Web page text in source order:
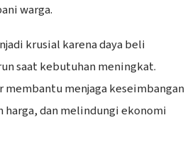
warga.
krusial karena daya beli
saat kebutuhan meningkat.
membantu menjaga keseimbangan
dan melindungi ekonomi